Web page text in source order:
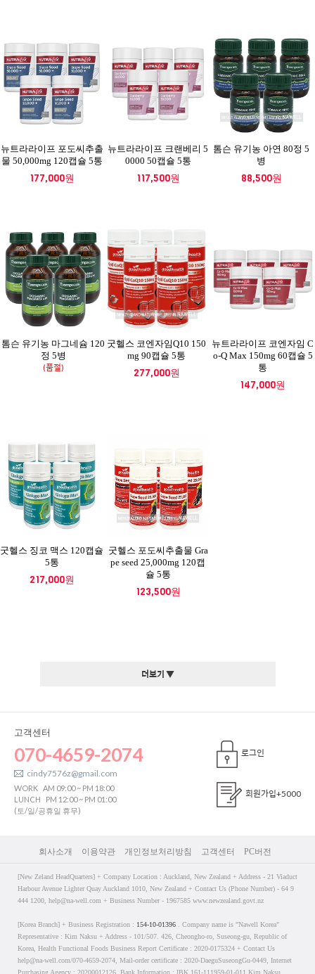
뉴트라라이프 포도씨추출
물 50,000mg 120캡슐 5통
177,000원
뉴트라라이프 크랜베리 5
0000 50캡슐 5통
117,500원
톰슨 유기농 아연 80정 5
병
88,500원
톰슨 유기농 마그네슘 120
정 5병
(품절)
굿헬스 코엔자임Q10 150
mg 90캡슐 5통
277,000원
뉴트라라이프 코엔자임 C
o-Q Max 150mg 60캡슐 5
통
147,000원
굿헬스 징코 맥스 120캡슐
5통
217,000원
굿헬스 포도씨추출물 Gra
pe seed 25,000mg 120캡
슐 5통
123,500원
더보기 ▼
고객센터
070-4659-2074
cindy7576z@gmail.com
WORK AM 09:00 ~ PM 18:00
LUNCH
PM 12:00 ~ PM 01:00
(토/일/공휴일 휴무)
로그인
회원가입+5000
회사소개 이용약관 개인정보처리방침 고객센터 PC버전
[New Zeland HeadQuarters] + Company Location : Auckland, New Zealand + Address - 21 Viaduct
Harbour Avenue Lighter Quay Auckland 1010, New Zealand + Contact Us (Phone Number) - 64 9
444 1200, help@na-well.com + Business Number - 1967585 www.newzealand.govt.nz
[Korea Branch] + Business Registration : 154-10-01396
. Company name is "Nawell Korea"
Representative : Kim Naksu + Address - 101/507. 426, Cheongho-ro, Suseong-gu, Republic of
Korea, Health Functional Foods Business Report Certificate : 2020-0175324 + Contact Us
help@na-well.com/070-4659-2074, Mail-order certificate : 2020-DaeguSuseongGu-0449, Internet
Purchasing Agency : 20200012126, Bank Information : IBK 161-111959-01-011 Kim Naksu